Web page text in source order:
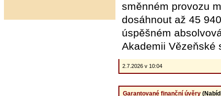
směnném provozu
dosáhnout až 45
úspěšném
Akademii Vězeňské
2.7.2026 v 10:04
Garantované finanční úvěry